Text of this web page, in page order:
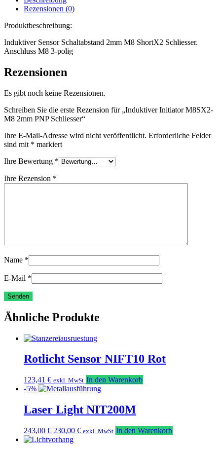
Rezensionen (0)
Produktbeschreibung:
Induktiver Sensor Schaltabstand 2mm M8 ShortX2 Schliesser.
Anschluss M8 3-polig
Rezensionen
Es gibt noch keine Rezensionen.
Schreiben Sie die erste Rezension für „Induktiver Initiator M8SX2-
M8 2mm PNP Schliesser“
Ihre E-Mail-Adresse wird nicht veröffentlicht. Erforderliche Felder
sind mit * markiert
Ihre Bewertung *
Ihre Rezension *
Name *
E-Mail *
Ähnliche Produkte
Rotlicht Sensor NIFT10 Rot
123,41 € exkl. MwSt In den Warenkorb
-5%
Laser Light NIT200M
243,00€ Ursprünglicher
Preis
230,00 €Aktueller
exkl. MwSt In den Warenkorb